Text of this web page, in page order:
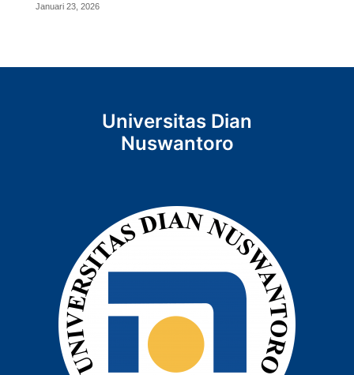
Januari 23, 2026
Universitas Dian
Nuswantoro